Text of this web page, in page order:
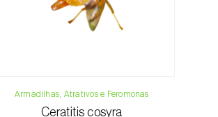
Armadilhas, Atrativos e Feromonas
Ceratitis cosyra